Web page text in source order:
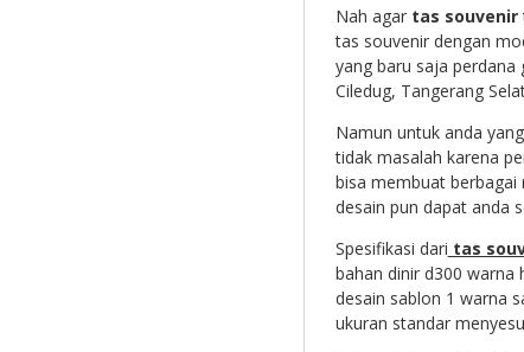
Nah agartas souvenir
tas souvenir dengan
yang baru saja perdana
Ciledug, Tangerang
Namun untuk anda
tidak masalah karena
bisa membuat
desain pun dapat anda
Spesifikasi dari tas
bahan dinir d300 warna
desain sablon 1 warna
ukuran standar